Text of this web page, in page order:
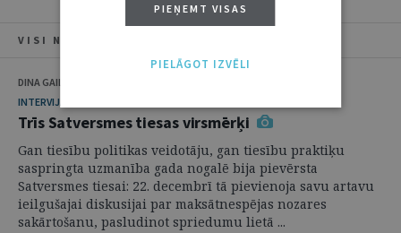
VISI NUMURA RAKSTI
DINA GAILĪTE
INTERVIJA
Trīs Satversmes tiesas virsmērķi
Gan tiesību politikas veidotāju, gan tiesību praktiķu
saspringta uzmanība gada nogalē bija pievērsta
Satversmes tiesai: 22. decembrī tā pievienoja savu artavu
ieilgušajai diskusijai par maksātnespējas nozares
sakārtošanu, pasludinot spriedumu lietā ...
PIEŅEMT VISAS
PIELĀGOT IZVĒLI